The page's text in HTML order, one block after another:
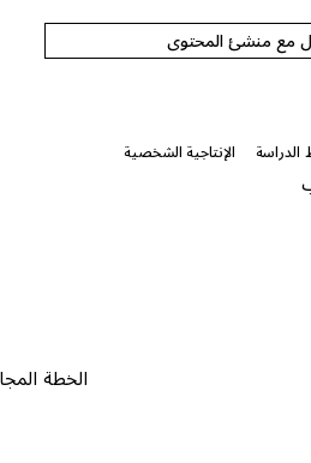
المحتوى
الإنتاجية الشخصية
الخطة المجانية ٠